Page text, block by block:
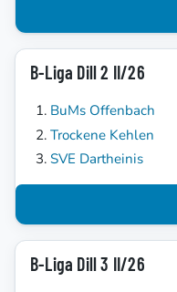
B-Liga Dill 2 II/26
BuMs Offenbach
Trockene Kehlen
SVE Dartheinis
B-Liga Dill 3 II/26